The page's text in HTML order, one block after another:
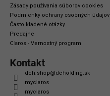
Zásady používania súborov cookies
Podmienky ochrany osobných údajov
Často kladené otázky
Predajne
Claros - Vernostný program
Kontakt
dch.shop@dcholding.sk
myclaros
myclaros